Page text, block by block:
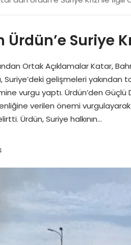
Ürdün’e Suriye
Ortak Açıklamalar Katar,
Suriye’deki gelişmeleri
vurgu yaptı. Ürdün’den
verilen önemi
Ürdün, Suriye halkının…